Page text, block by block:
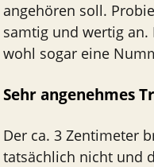
angehören soll.
samtig und wertig an.
wohl sogar eine
Sehr angenehmes
Der ca. 3 Zentimeter
tatsächlich nicht und